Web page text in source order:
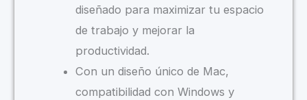
diseñado para maximizar tu espacio
de trabajo y mejorar la
productividad.
Con un diseño único de Mac,
compatibilidad con Windows y